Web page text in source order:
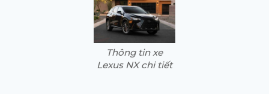
Thông tin xe
Lexus NX chi tiết